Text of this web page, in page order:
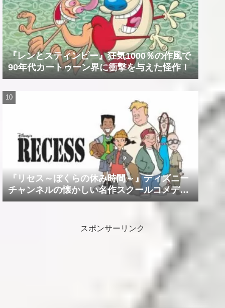
『レンとスティンピー』狂気1000％の作風で
90年代カートゥーン界に衝撃を与えた怪作！
『リセス～ぼくらの休み時間～』ディズニー
チャンネルの懐かしい名作スクールコメデ
ィ！！
スポンサーリンク